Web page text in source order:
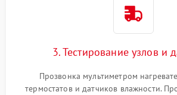
3. Тестирование узлов и
Прозвонка мультиметром
термостатов и датчиков влажности.